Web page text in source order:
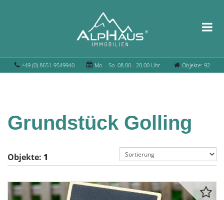
+49 (0) 8651-9549940 Mo. - So. 08.00 - 20.00 Uhr Objekte: 92
Grundstück Golling
Objekte: 1